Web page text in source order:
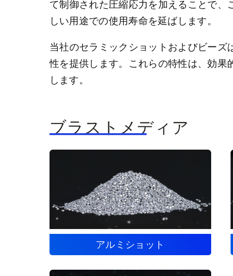
て制御された圧縮応力を加えることで
しい用途での使用寿命を延ばします。
当社のセラミックショットおよびビー
性を提供します。これらの特性は、効果
します。
ブラストメディア
アルミショット